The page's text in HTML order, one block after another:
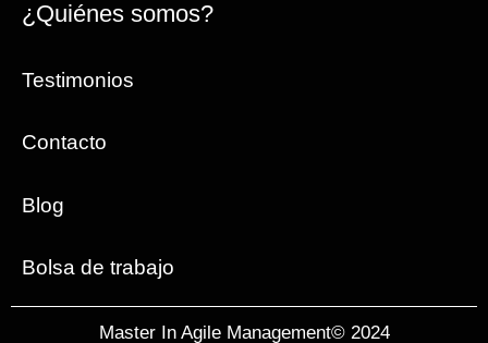
¿Quiénes somos?
Testimonios
Contacto
Blog
Bolsa de trabajo
Master In Agile Management© 2024